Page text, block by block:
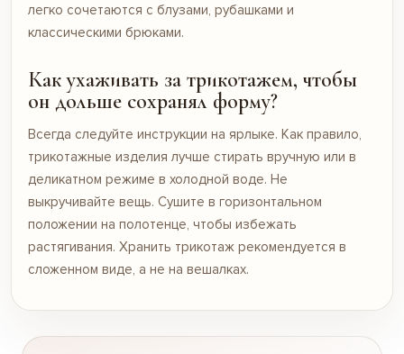
легко сочетаются с блузами, рубашками и
классическими брюками.
Как ухаживать за трикотажем, чтобы
он дольше сохранял форму?
Всегда следуйте инструкции на ярлыке. Как правило,
трикотажные изделия лучше стирать вручную или в
деликатном режиме в холодной воде. Не
выкручивайте вещь. Сушите в горизонтальном
положении на полотенце, чтобы избежать
растягивания. Хранить трикотаж рекомендуется в
сложенном виде, а не на вешалках.